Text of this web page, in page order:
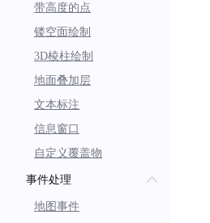
带高度的点
镂空面绘制
3D棱柱绘制
地面叠加层
文本标注
信息窗口
自定义覆盖物
事件处理
地图事件